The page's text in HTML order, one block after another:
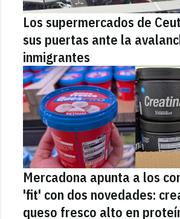
Los supermercados de
sus puertas ante la
inmigrantes
Mercadona apunta a los
'fit' con dos novedades:
queso fresco alto en